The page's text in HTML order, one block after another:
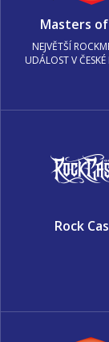
Masters of
NEJVĚTŠÍ
UDÁLOST V ČESKÉ
Rock